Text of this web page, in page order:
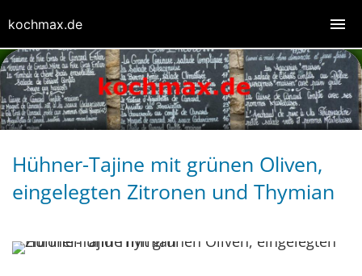
Hühner-Tajine mit grünen Oliven,
eingelegten Zitronen und Thymian
kochmax.de